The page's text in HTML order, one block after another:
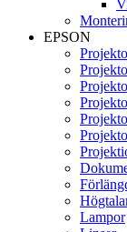
EPSON
Lampor